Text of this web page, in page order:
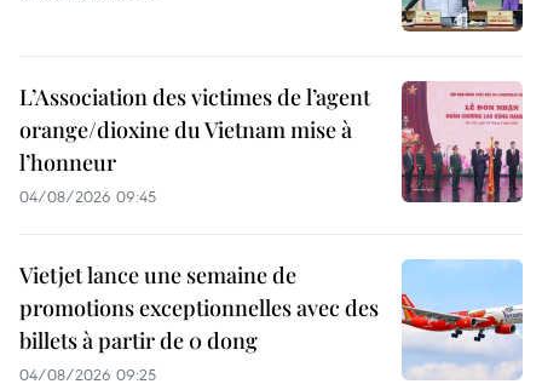
L’Association des victimes de l’agent
orange/dioxine du Vietnam mise à
l’honneur
04/08/2026 09:45
Vietjet lance une semaine de
promotions exceptionnelles avec des
billets à partir de 0 dong
04/08/2026 09:25